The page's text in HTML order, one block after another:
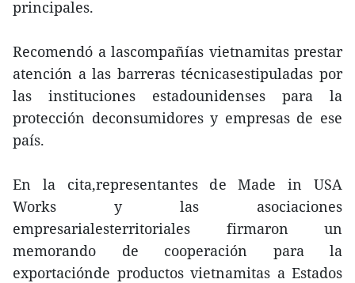
principales.
Recomendó a lascompañías vietnamitas prestar
atención a las barreras técnicasestipuladas por
las instituciones estadounidenses para la
protección deconsumidores y empresas de ese
país.
En la cita,representantes de Made in USA
Works y las asociaciones
empresarialesterritoriales firmaron un
memorando de cooperación para la
exportaciónde productos vietnamitas a Estados